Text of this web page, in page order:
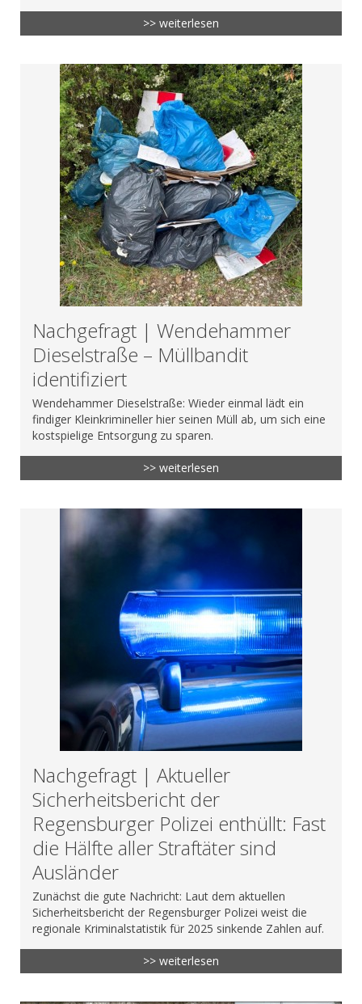
>> weiterlesen
Nachgefragt | Wendehammer
Dieselstraße – Müllbandit
identifiziert
Wendehammer Dieselstraße: Wieder einmal lädt ein
findiger Kleinkrimineller hier seinen Müll ab, um sich eine
kostspielige Entsorgung zu sparen.
>> weiterlesen
Nachgefragt | Aktueller
Sicherheitsbericht der
Regensburger Polizei enthüllt: Fast
die Hälfte aller Straftäter sind
Ausländer
Zunächst die gute Nachricht: Laut dem aktuellen
Sicherheitsbericht der Regensburger Polizei weist die
regionale Kriminalstatistik für 2025 sinkende Zahlen auf.
>> weiterlesen